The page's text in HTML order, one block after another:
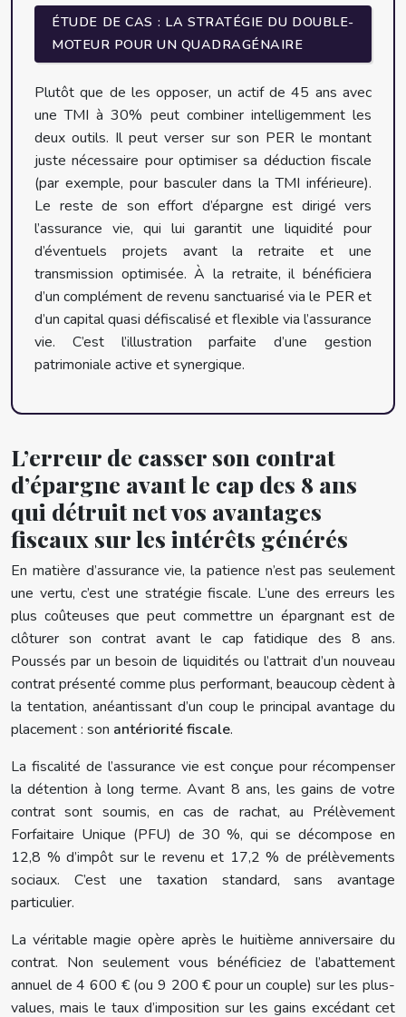
ÉTUDE DE CAS : LA STRATÉGIE DU DOUBLE-
MOTEUR POUR UN QUADRAGÉNAIRE
Plutôt que de les opposer, un actif de 45 ans avec
une TMI à 30% peut combiner intelligemment les
deux outils. Il peut verser sur son PER le montant
juste nécessaire pour optimiser sa déduction fiscale
(par exemple, pour basculer dans la TMI inférieure).
Le reste de son effort d’épargne est dirigé vers
l’assurance vie, qui lui garantit une liquidité pour
d’éventuels projets avant la retraite et une
transmission optimisée. À la retraite, il bénéficiera
d’un complément de revenu sanctuarisé via le PER et
d’un capital quasi défiscalisé et flexible via l’assurance
vie. C’est l’illustration parfaite d’une gestion
patrimoniale active et synergique.
L’erreur de casser son contrat
d’épargne avant le cap des 8 ans
qui détruit net vos avantages
fiscaux sur les intérêts générés
En matière d’assurance vie, la patience n’est pas seulement
une vertu, c’est une stratégie fiscale. L’une des erreurs les
plus coûteuses que peut commettre un épargnant est de
clôturer son contrat avant le cap fatidique des 8 ans.
Poussés par un besoin de liquidités ou l’attrait d’un nouveau
contrat présenté comme plus performant, beaucoup cèdent à
la tentation, anéantissant d’un coup le principal avantage du
placement : son antériorité fiscale.
La fiscalité de l’assurance vie est conçue pour récompenser
la détention à long terme. Avant 8 ans, les gains de votre
contrat sont soumis, en cas de rachat, au Prélèvement
Forfaitaire Unique (PFU) de 30 %, qui se décompose en
12,8 % d’impôt sur le revenu et 17,2 % de prélèvements
sociaux. C’est une taxation standard, sans avantage
particulier.
La véritable magie opère après le huitième anniversaire du
contrat. Non seulement vous bénéficiez de l’abattement
annuel de 4 600 € (ou 9 200 € pour un couple) sur les plus-
values, mais le taux d’imposition sur les gains excédant cet